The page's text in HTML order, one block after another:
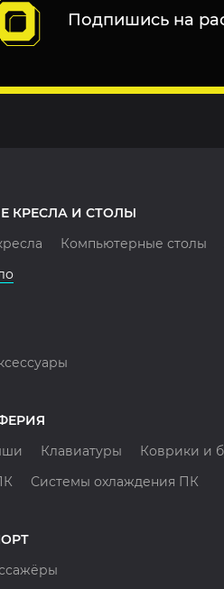
Подпишись на
КРЕСЛА И СТОЛЫ
Компьютерные столы
Клавиатуры Коврики и
Системы охлаждения ПК